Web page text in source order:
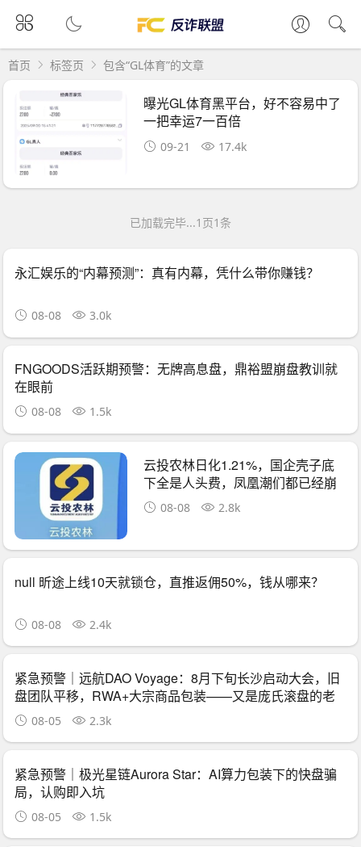
首页 标签页 包含“GL体育”的文章
曝光GL体育黑平台，好不容易中了
一把幸运7一百倍
09-21 17.4k
已加载完毕...1页1条
永汇娱乐的“内幕预测”：真有内幕，凭什么带你赚钱？
08-08 3.0k
FNGOODS活跃期预警：无牌高息盘，鼎裕盟崩盘教训就
在眼前
08-08 1.5k
云投农林日化1.21%，国企壳子底
下全是人头费，凤凰潮们都已经崩
了 08-08 2.8k
null 昕途上线10天就锁仓，直推返佣50%，钱从哪来？
08-08 2.4k
紧急预警｜远航DAO Voyage：8月下旬长沙启动大会，旧
盘团队平移，RWA+大宗商品包装——又是庞氏滚盘的老
剧本08-05 2.3k
紧急预警｜极光星链Aurora Star：AI算力包装下的快盘骗
局，认购即入坑
08-05 1.5k